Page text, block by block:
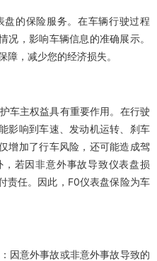
的保险服务。在车辆行驶过程
况，影响车辆信息的准确展示。
，减少您的经济损失。
车主权益具有重要作用。在行驶
影响到车速、发动机运转、刹车
增加了行车风险，还可能造成驾
若因非意外事故导致仪表盘损
责任。因此，F0仪表盘保险为车
因意外事故或非意外事故导致的